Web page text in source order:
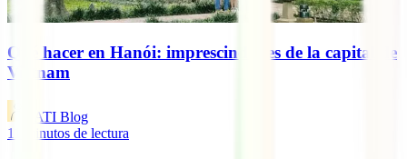
Qué hacer en Hanói: imprescindibles de la capital de
Vietnam
IATI Blog
11
minutos de lectura